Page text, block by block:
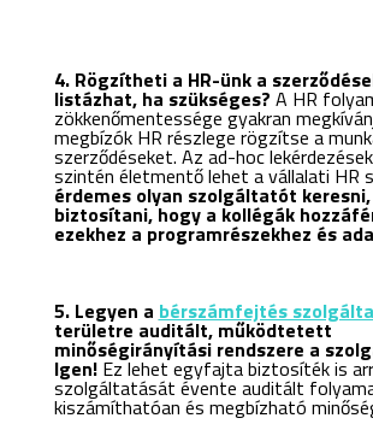
4. Rögzítheti a HR-ünk a
listázhat, ha szükséges? A HR
zökkenőmentessége gyakran
megbízók HR részlege rögzítse a
szerződéseket. Az ad-hoc
szintén életmentő lehet a vállalati HR
érdemes olyan szolgáltatót
biztosítani, hogy a kollégák
ezekhez a programrészekhez és
5. Legyen a bérszámfejtés
területre auditált, működtetett
minőségirányítási rendszere a
Igen!Ez lehet egyfajta biztosíték is
szolgáltatását évente auditált
kiszámíthatóan és megbízható